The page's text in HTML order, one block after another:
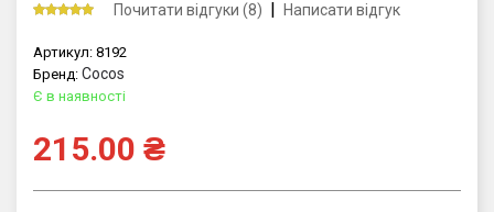
Почитати відгуки (8) Написати відгук
Артикул: 8192
Бренд: Cocos
Є в наявності
215.00 ₴